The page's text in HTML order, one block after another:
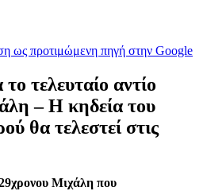
ως προτιμώμενη πηγή στην Google
τελευταίο αντίο
– Η κηδεία του
θα τελεστεί στις
Μιχάλη που